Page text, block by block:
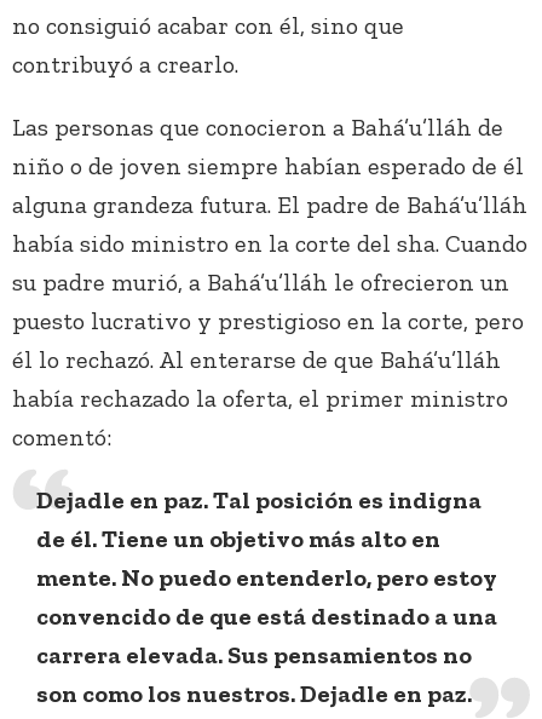
no consiguió acabar con él, sino que
contribuyó a crearlo.
Las personas que conocieron a Bahá’u’lláh de
niño o de joven siempre habían esperado de él
alguna grandeza futura. El padre de Bahá’u’lláh
había sido ministro en la corte del sha. Cuando
su padre murió, a Bahá’u’lláh le ofrecieron un
puesto lucrativo y prestigioso en la corte, pero
él lo rechazó. Al enterarse de que Bahá’u’lláh
había rechazado la oferta, el primer ministro
comentó:
Dejadle en paz. Tal posición es indigna
de él. Tiene un objetivo más alto en
mente. No puedo entenderlo, pero estoy
convencido de que está destinado a una
carrera elevada. Sus pensamientos no
son como los nuestros. Dejadle en paz.